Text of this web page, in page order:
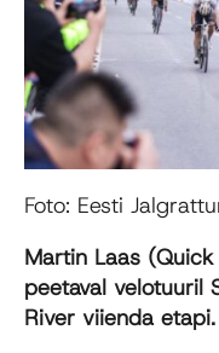
Foto: Eesti
Martin Laas
peetaval velotuuril
River viienda etapi.